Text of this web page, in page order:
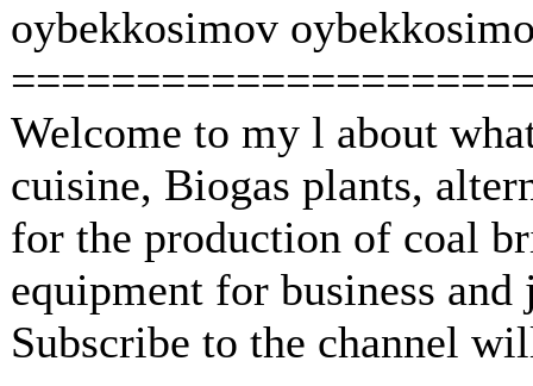
oybekkosimov
Welcome to my l about
cuisine, Biogas plants,
for the production of coal
equipment for business
Subscribe to the channel